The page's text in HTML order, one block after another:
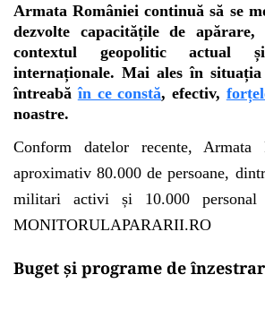
Armata României continuă să se
dezvolte capacitățile de
contextul geopolitic actual și
internaționale. Mai ales în
întreabăîn ce constă, efectiv,
noastre.
Conform datelor recente, Armata
aproximativ 80.000 de persoane,
militari activi și 10.000 personal
MONITORULAPARARII.RO
Buget și programe de